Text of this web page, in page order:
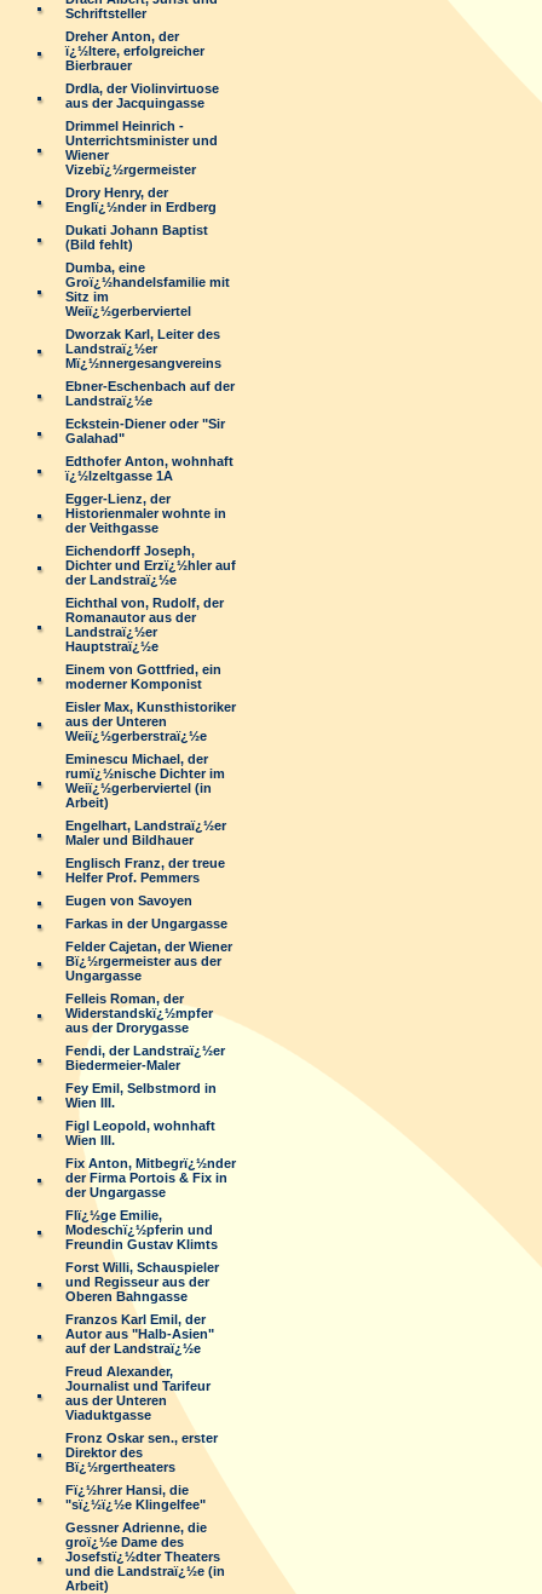
Schriftsteller
Dreher Anton, der
ï¿½ltere, erfolgreicher
Bierbrauer
Drdla, der Violinvirtuose
aus der Jacquingasse
Drimmel Heinrich -
Unterrichtsminister und
Wiener
Vizebï¿½rgermeister
Drory Henry, der
Englï¿½nder in Erdberg
Dukati Johann Baptist
(Bild fehlt)
Dumba, eine
Groï¿½handelsfamilie mit
Sitz im
Weiï¿½gerberviertel
Dworzak Karl, Leiter des
Landstraï¿½er
Mï¿½nnergesangvereins
Ebner-Eschenbach auf der
Landstraï¿½e
Eckstein-Diener oder "Sir
Galahad"
Edthofer Anton, wohnhaft
ï¿½lzeltgasse 1A
Egger-Lienz, der
Historienmaler wohnte in
der Veithgasse
Eichendorff Joseph,
Dichter und Erzï¿½hler auf
der Landstraï¿½e
Eichthal von, Rudolf, der
Romanautor aus der
Landstraï¿½er
Hauptstraï¿½e
Einem von Gottfried, ein
moderner Komponist
Eisler Max, Kunsthistoriker
aus der Unteren
Weiï¿½gerberstraï¿½e
Eminescu Michael, der
rumï¿½nische Dichter im
Weiï¿½gerberviertel (in
Arbeit)
Engelhart, Landstraï¿½er
Maler und Bildhauer
Englisch Franz, der treue
Helfer Prof. Pemmers
Eugen von Savoyen
Farkas in der Ungargasse
Felder Cajetan, der Wiener
Bï¿½rgermeister aus der
Ungargasse
Felleis Roman, der
Widerstandskï¿½mpfer
aus der Drorygasse
Fendi, der Landstraï¿½er
Biedermeier-Maler
Fey Emil, Selbstmord in
Wien III.
Figl Leopold, wohnhaft
Wien III.
Fix Anton, Mitbegrï¿½nder
der Firma Portois & Fix in
der Ungargasse
Flï¿½ge Emilie,
Modeschï¿½pferin und
Freundin Gustav Klimts
Forst Willi, Schauspieler
und Regisseur aus der
Oberen Bahngasse
Franzos Karl Emil, der
Autor aus "Halb-Asien"
auf der Landstraï¿½e
Freud Alexander,
Journalist und Tarifeur
aus der Unteren
Viaduktgasse
Fronz Oskar sen., erster
Direktor des
Bï¿½rgertheaters
Fï¿½hrer Hansi, die
"sï¿½ï¿½e Klingelfee"
Gessner Adrienne, die
groï¿½e Dame des
Josefstï¿½dter Theaters
und die Landstraï¿½e (in
Arbeit)